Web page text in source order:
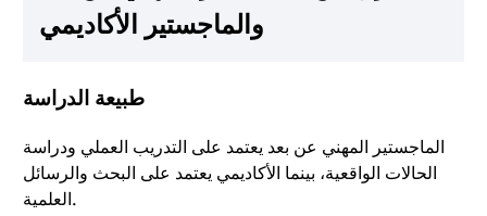
والماجستير الأكاديمي
طبيعة الدراسة
الماجستير المهني عن بعد يعتمد على التدريب العملي ودراسة
الحالات الواقعية، بينما الأكاديمي يعتمد على البحث والرسائل
العلمية.